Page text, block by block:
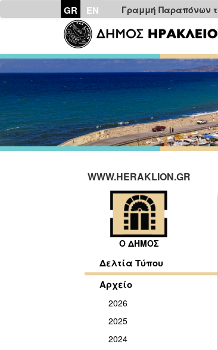
GR EN Γραμμή Παραπόνων
WWW.HERAKLION.GR
Ο ΔΗΜΟΣ
Δελτία Τύπου
Αρχείο
2026
2025
2024